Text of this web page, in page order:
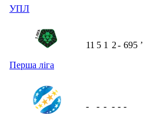
УПЛ
Перша ліга
11 5 1 2- 695 ʼ
- - - - - -